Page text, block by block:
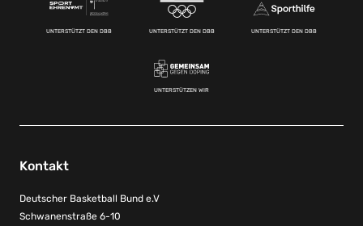
UNTERSTÜTZT DEN DBB UNTERSTÜTZT DEN DBB UNTERSTÜTZT DEN DBB
UNTERSTÜTZEN WIR
Kontakt
Deutscher Basketball Bund e.V
Schwanenstraße 6-10